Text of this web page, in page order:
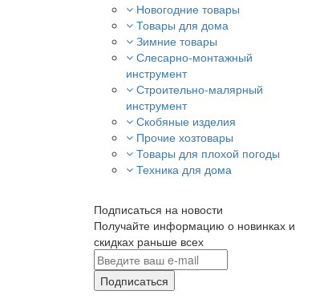
Новогодние товары
Товары для дома
Зимние товары
Слесарно-монтажный
инструмент
Строительно-малярный
инструмент
Скобяные изделия
Прочие хозтовары
Товары для плохой погоды
Техника для дома
Подписаться на новости
Получайте информацию о новинках и
скидках раньше всех
Подписаться